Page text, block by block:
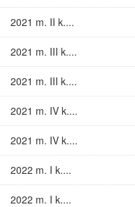
2021 m. II k....
2021 m. III k....
2021 m. III k....
2021 m. IV k....
2021 m. IV k....
2022 m. I k....
2022 m. I k....